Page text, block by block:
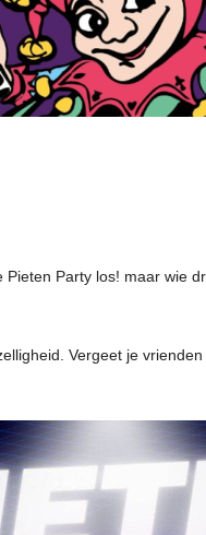
Party los! maar wie
Vergeet je